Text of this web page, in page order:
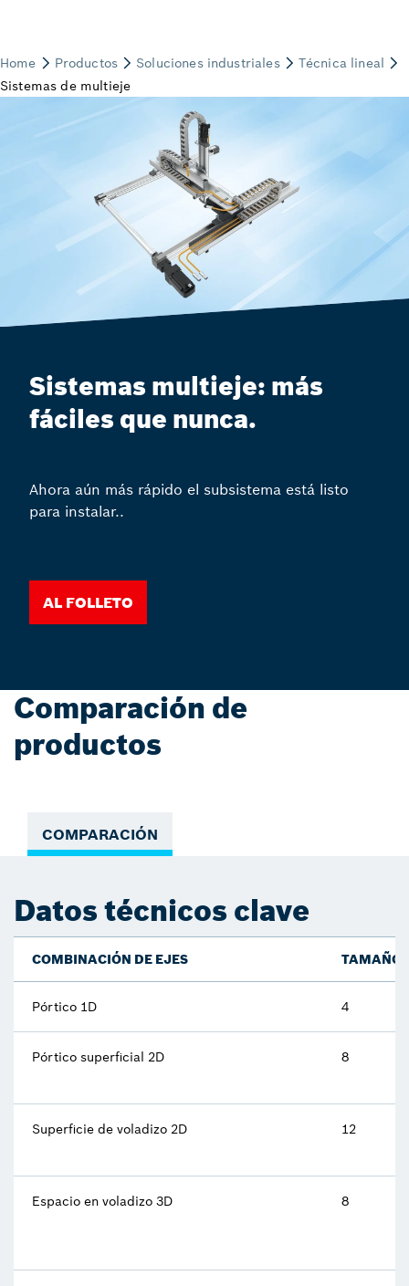
Sistemas multieje: más
fáciles que nunca.
Ahora aún más rápido el subsistema está listo
para instalar..
Al folleto
Comparación de
productos
COMPARACIÓN
Datos técnicos clave
COMBINACIÓN DE EJES TAMAÑOS
Pórtico 1D 4
Pórtico superficial 2D 8
Superficie de voladizo 2D 12
Espacio en voladizo 3D 8